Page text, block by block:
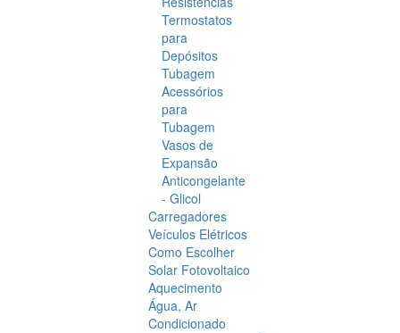
Termostatos
para
Depósitos
Tubagem
Acessórios
para
Tubagem
Vasos de
Expansão
Anticongelante
- Glicol
Carregadores
Veículos Elétricos
Como Escolher
Solar Fotovoltaico
Aquecimento
Água, Ar
Condicionado